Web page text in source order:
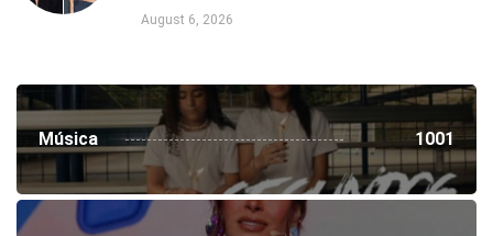
August 6, 2026
Música 1001